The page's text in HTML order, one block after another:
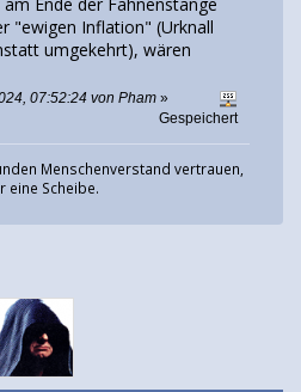
Ende der Fahnenstange
"ewigen Inflation" (Urknall
umgekehrt), wären
07:52:24 von Pham »
Gespeichert
Menschenverstand vertrauen,
eine Scheibe.